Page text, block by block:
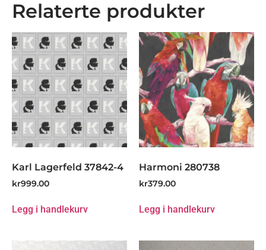
Relaterte produkter
Karl Lagerfeld 37842-4
kr999.00
Legg i handlekurv
Harmoni 280738
kr379.00
Legg i handlekurv